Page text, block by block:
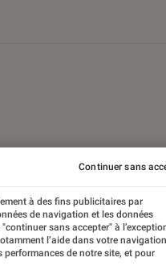
que
à des fins publicitaires par
de navigation et les données
sans accepter" à
l’aide dans votre navigation
de notre site, et pour
Continuer sans